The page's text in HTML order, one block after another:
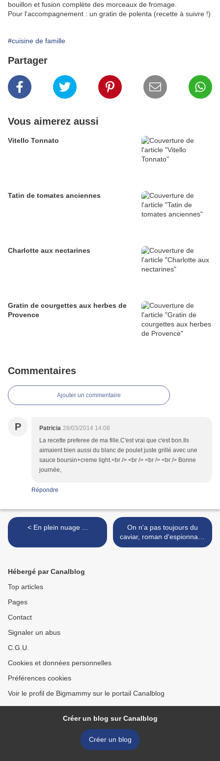
bouillon et fusion complète des morceaux de fromage.
Pour l'accompagnement : un gratin de polenta (recette à suivre !)
#cuisine de famille
Partager
Vous aimerez aussi
Vitello Tonnato
Tatin de tomates anciennes
Charlotte aux nectarines
Gratin de courgettes aux herbes de
Provence
Commentaires
Ajouter un commentaire
P Patricia 28/03/2014 14:08
La recette preferee de ma fille.C'est vrai que c'est bon.Ils
aimaient bien aussi du blanc de poulet juste grillé avec une
sauce boursin+creme light.<br /> <br /> <br /> <br /> Bonne
journée,
Répondre
< En plein nuage ...
On n'a pas toujours du
caviar, roman d'espionnage
par Johannes Mario Simmel
Hébergé par Canalblog
Top articles
Pages
Contact
Signaler un abus
C.G.U.
Cookies et données personnelles
Préférences cookies
Voir le profil de Bigmammy sur le portail Canalblog
Créer un blog sur Canalblog
Créer un blog